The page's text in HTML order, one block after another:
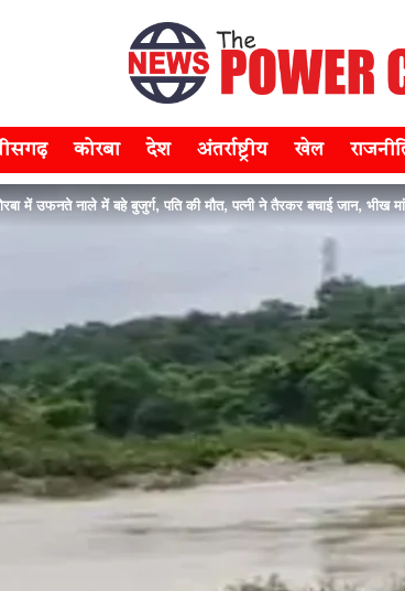
कोरबा देश अंतर्राष्ट्रीय खेल
में उफनते नाले में बहे बुजुर्ग, पति की मौत, पत्नी ने तैरकर बचाई जान, भीख